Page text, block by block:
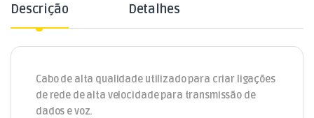
Descrição Detalhes
Cabo de alta qualidade utilizado para criar ligações
de rede de alta velocidade para transmissão de
dados e voz.